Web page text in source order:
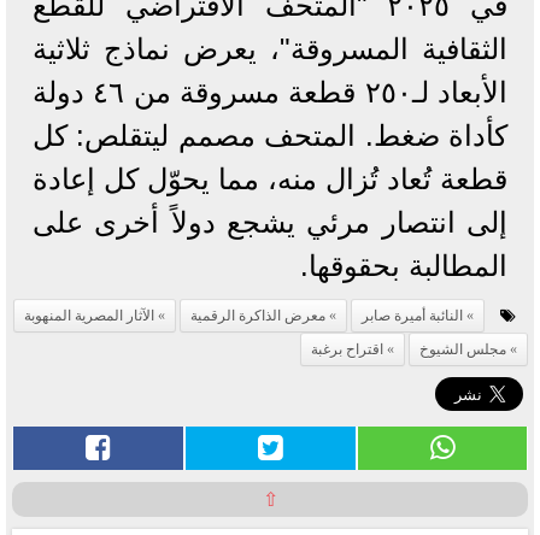
الثقافية المسروقة"، يعرض نماذج ثلاثية
الأبعاد لـ٢٥٠ قطعة مسروقة من ٤٦ دولة
كأداة ضغط. المتحف مصمم ليتقلص: كل
قطعة تُعاد تُزال منه، مما يحوّل كل إعادة
إلى انتصار مرئي يشجع دولاً أخرى على
المطالبة بحقوقها.
النائبة أميرة صابر معرض الذاكرة الرقمية
الآثار المصرية المنهوبة
مجلس الشيوخ
اقتراح برغبة
⇧